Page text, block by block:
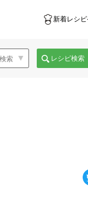
新着レシピ
レシピ検索